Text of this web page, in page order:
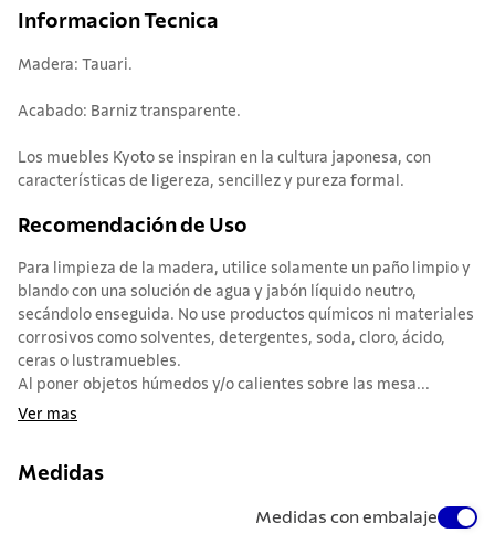
Informacion Tecnica
Madera: Tauari.
Acabado: Barniz transparente.
Los muebles Kyoto se inspiran en la cultura japonesa, con
características de ligereza, sencillez y pureza formal.
Recomendación de Uso
Para limpieza de la madera, utilice solamente un paño limpio y
blando con una solución de agua y jabón líquido neutro,
secándolo enseguida. No use productos químicos ni materiales
corrosivos como solventes, detergentes, soda, cloro, ácido,
ceras o lustramuebles.
Al poner objetos húmedos y/o calientes sobre las mesa...
Ver mas
Medidas
Medidas con embalaje